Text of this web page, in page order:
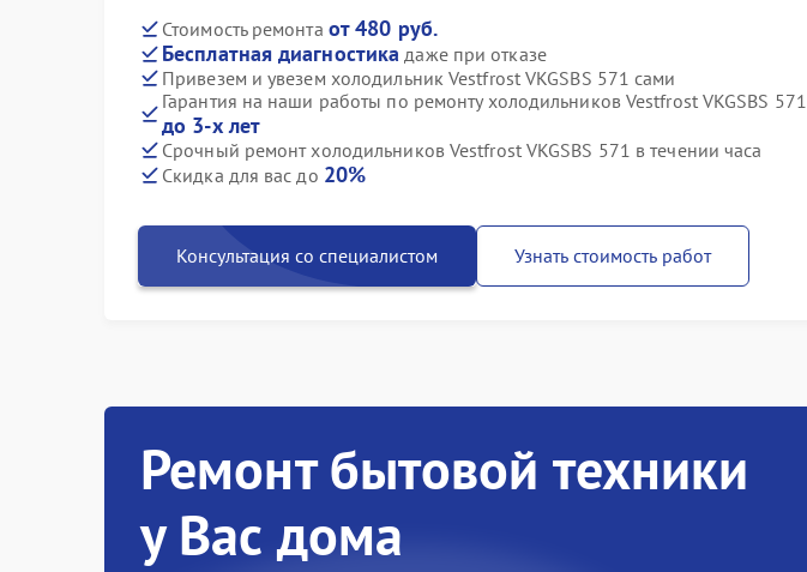
Стоимость ремонта от 480 руб.
Бесплатная диагностика даже при отказе
Привезем и увезем холодильник Vestfrost VKGSBS 571 сами
Гарантия на наши работы по ремонту холодильников Vestfrost VKGSBS 571
до 3-х лет
Срочный ремонт холодильников Vestfrost VKGSBS 571 в течении часа
Скидка для вас до 20%
Консультация со специалистом Узнать стоимость работ
Ремонт бытовой техники
у Вас дома